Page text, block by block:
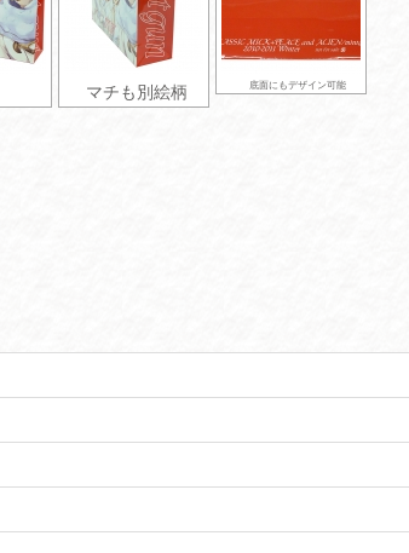
マチも別絵柄 底面にもデザイン可能